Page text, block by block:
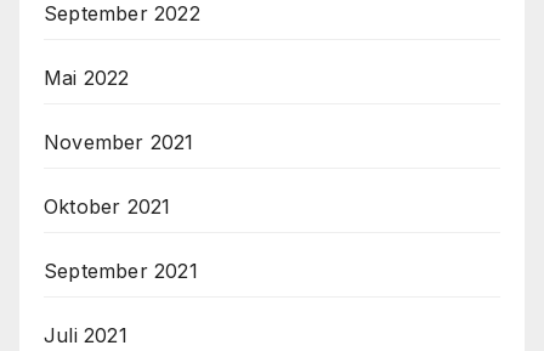
September 2022
Mai 2022
November 2021
Oktober 2021
September 2021
Juli 2021